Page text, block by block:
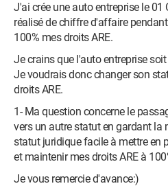
J'ai crée une auto entreprise le 01
réalisé de chiffre d'affaire
100% mes droits ARE.
Je crains que l'auto entreprise
Je voudrais donc changer son
droits ARE.
1- Ma question concerne le
vers un autre statut en gardant la
statut juridique facile à mettre en
et maintenir mes droits ARE à
Je vous remercie d'avance:)